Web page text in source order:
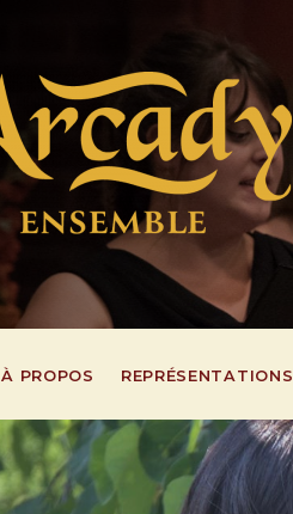
À PROPOS REPRÉSENTATIONS